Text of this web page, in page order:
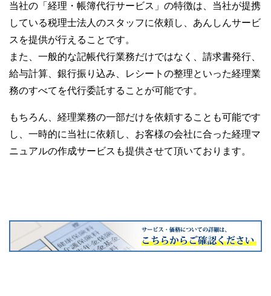
当社の「経理・帳簿代行サービス」の特徴は、当社が提携
している税理士法人のスタッフに依頼し、あんしんサービ
スを提供が行えることです。
また、一般的な記帳代行業務だけではなく、請求書発行、
給与計算、銀行振り込み、レシートの整理といった経理業
務のすべてを代行委託することが可能です。
もちろん、経理業務の一部だけを依頼することも可能です
し、一時的に当社に依頼し、お客様の会社に合った経理マ
ニュアルの作成サービスも提供させて頂いております。